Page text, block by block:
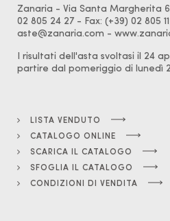
Zanaria - Via Santa Margherita 6
02 805 24 27 - Fax: (+39) 02 805
aste@zanaria.com -
I risultati dell'asta svoltasi il 24
partire dal pomeriggio di lunedì
LISTA VENDUTO
CATALOGO ONLINE
SCARICA IL CATALOGO
SFOGLIA IL CATALOGO
CONDIZIONI DI VENDITA